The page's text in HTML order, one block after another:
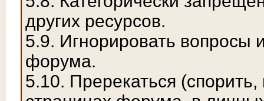
других ресурсов.
5.9. Игнорировать вопросы
форума.
5.10. Пререкаться